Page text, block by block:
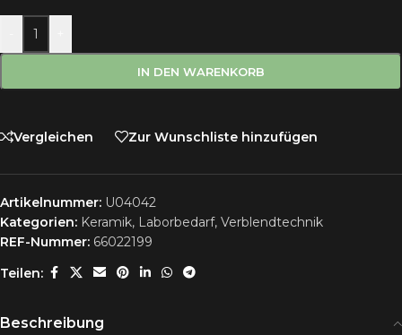
IN DEN WARENKORB
Vergleichen Zur Wunschliste hinzufügen
Artikelnummer: U04042
Kategorien: Keramik, Laborbedarf, Verblendtechnik
REF-Nummer: 66022199
Teilen:
Beschreibung